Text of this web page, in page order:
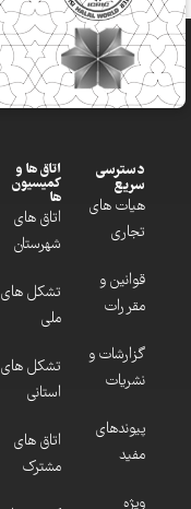
دسترسی
سریع
هیات های
تجاری
قوانین و
مقررات
گزارشات و
نشریات
پیوندهای
مفید
ویژه
اتاق ها و
کمیسیون
ها
اتاق های
شهرستان
تشکل های
ملی
تشکل های
استانی
اتاق های
مشترک